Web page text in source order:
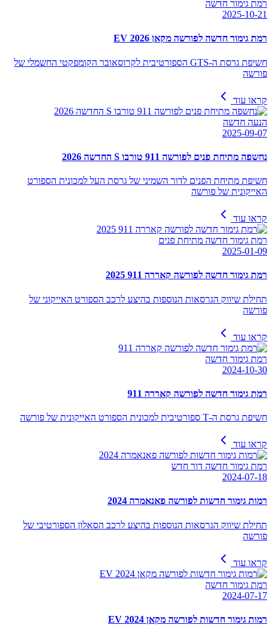
רמת גימור חדשה
2025-10-21
רמת גימור חדשה לפורשה מקאן EV 2026
חשיפת גרסת ה-GTS הספורטיבית לקרוסאובר הקומפקטי החשמלי של
פורשה
קראו עוד
הנעה חדשה
2025-09-07
נחשפה מתיחת פנים לפורשה 911 טורבו S החדשה 2026
חשיפת מתיחת הפנים לדור השמיני של גרסת העל למכונית הספורט
האייקונית של פורשה
קראו עוד
רמת גימור חדשה מתיחת פנים
2025-01-09
רמת גימור חדשה לפורשה קאררה 911 2025
תחילת שיווק הגרסאות הנוספות בהיצע לרכב הספורט האייקוני של
פורשה
קראו עוד
רמת גימור חדשה
2024-10-30
רמת גימור חדשה לפורשה קאררה 911
חשיפת גרסת ה-T ספורטיבית למכונית הספורט האייקונית של פורשה
קראו עוד
רמת גימור חדשה דור חדש
2024-07-18
רמות גימור חדשות לפורשה פאנאמרה 2024
תחילת שיווק הגרסאות הנוספות בהיצע לרכב הסאלון הספורטיבי של
פורשה
קראו עוד
רמת גימור חדשה
2024-07-17
רמות גימור חדשות לפורשה מקאן EV 2024